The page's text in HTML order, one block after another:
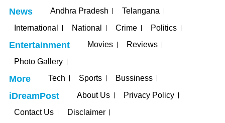
News Andhra Pradesh
Telangana
International
National Crime Politics
Entertainment Movies
Reviews
Photo Gallery
More Tech Sports Bussiness
iDreamPost About Us
Privacy Policy
Contact Us
Disclaimer